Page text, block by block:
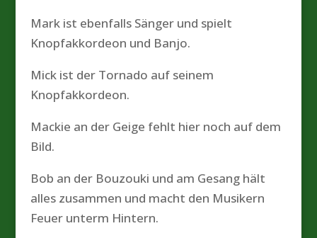
Mark ist ebenfalls Sänger und spielt
Knopfakkordeon und Banjo.
Mick ist der Tornado auf seinem
Knopfakkordeon.
Mackie an der Geige fehlt hier noch auf dem
Bild.
Bob an der Bouzouki und am Gesang hält
alles zusammen und macht den Musikern
Feuer unterm Hintern.